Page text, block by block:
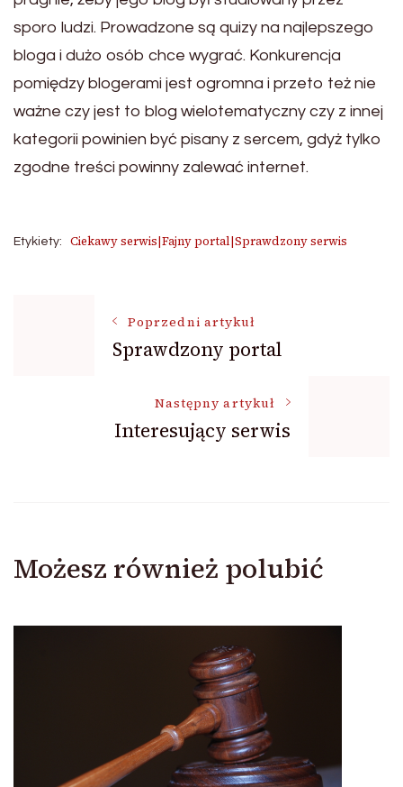
sporo ludzi. Prowadzone są quizy na najlepszego
bloga i dużo osób chce wygrać. Konkurencja
pomiędzy blogerami jest ogromna i przeto też nie
ważne czy jest to blog wielotematyczny czy z innej
kategorii powinien być pisany z sercem, gdyż tylko
zgodne treści powinny zalewać internet.
Etykiety: Ciekawy serwis|Fajny portal|Sprawdzony serwis
NawigacjaPoprzedni artykuł
Sprawdzony portal
Następny artykuł
Interesujący serwis
Możesz również polubić